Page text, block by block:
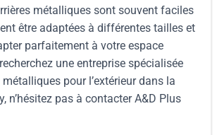
métalliques sont souvent faciles
être adaptées à différentes tailles et
parfaitement à votre espace
une entreprise spécialisée
pour l’extérieur dans la
n’hésitez pas à contacter A&D Plus